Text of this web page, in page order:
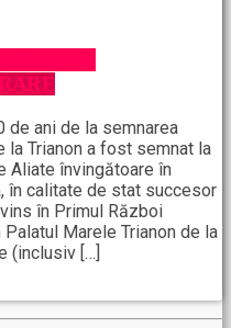
ani de la semnarea
la Trianon a fost semnat la
Aliate învingătoare în
în calitate de stat succesor
în Primul Război
Marele Trianon de la
(inclusiv […]